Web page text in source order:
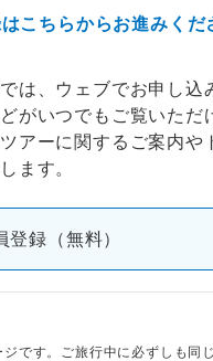
こちらからお進みくだ
は、ウェブでお申し込
がいつでもご覧いただ
アーに関するご案内や
ます。
登録（無料）
です。ご旅行中に必ずしも同